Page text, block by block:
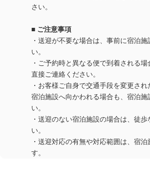
さい。
■ ご注意事項
・送迎が不要な場合は、事前に宿泊
い。
・ご予約時と異なる便で到着される
直接ご連絡ください。
・お客様ご自身で交通手段を変更さ
宿泊施設へ向かわれる場合も、宿泊施
い。
・送迎のない宿泊施設の場合は、徒
い。
・送迎対応の有無や対応範囲は、宿
す。